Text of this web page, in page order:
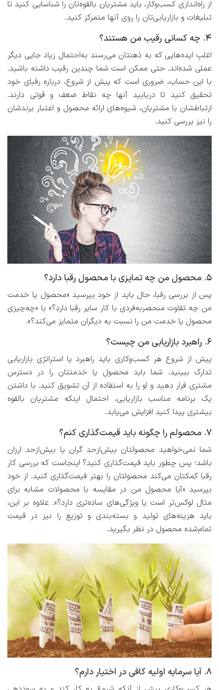
از راه‌اندازی کسب‌وکار، باید مشتریان بالقوه‌تان را شناسایی کنید تا
تبلیغات و بازاریابی‌تان را روی آنها متمرکز کنید.
۴. چه کسانی رقیب من‌ هستند؟
اغلبِ ایده‌هایی که به ذهنتان می‌رسند به‌احتمال زیاد جایی دیگر
عملی شده‌اند. حتی ممکن است شما چندین رقیب داشته باشید.
با این حساب، ضروری است که پیش از شروع، درباره رقبای خود
تحقیق کنید تا دریابید آنها چه نقاط ضعف و قوتی دارند.
ارتباطشان با مشتریان، شیوه‌های ارائه محصول و اعتبار برندشان
را نیز بررسی کنید.
۵. محصول من چه تمایزی با محصول رقبا دارد؟
پس از بررسی رقبا، حال باید از خود بپرسید «محصول یا خدمت
من چه تفاوت منحصربه‌فردی با کار سایر رقبا دارد؟» با «چه‌چیزی
محصول یا خدمت من را نسبت به دیگران متمایز می‌کند؟».
۶. راهبرد بازاریابی من چیست؟
پیش از شروع هر کسب‌وکاری باید راهبرد یا استراتژی بازاریابی
تدارک ببینید. شما باید محصول یا خدمتتان را در دسترس
مشتری قرار دهید و او را به استفاده از آن تشویق کنید. با داشتن
یک برنامه مناسب بازاریابی، احتمال اینکه مشتریان بالقوه
بیشتری پیدا کنید افزایش می‌یابد.
۷. محصولم را چگونه باید قیمت‌گذاری کنم؟
شما نمی‌خواهید محصولتان بیش‌ازحد گران یا بیش‌ازحد ارزان
باشد؛ پس چطور باید قیمت‌گذاری کنید؟ اینجاست که بررسی کار
رقبا کمکتان می‌کند محصولتان را بهتر قیمت‌گذاری کنید. از خود
بپرسید «آیا محصول من در مقایسه با محصولات مشابه برای
مثال لوکس‌تر است یا ویژگی‌های ساده‌تری دارد؟». علاوه بر این،
باید هزینه‌های تولید و بسته‌بندی و توزیع را نیز در قیمت
تمام‌شده محصول در نظر بگیرید.
۸. آیا سرمایه اولیه کافی در اختیار دارم؟